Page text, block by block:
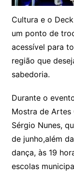
Cultura e o
um ponto de
acessível para
região que
sabedoria.
Durante o
Mostra de Artes
Sérgio Nunes,
de junho,além
dança, às 19
escolas